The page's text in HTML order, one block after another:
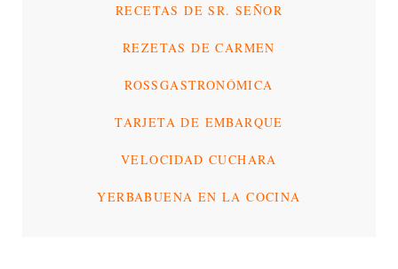
RECETAS DE SR. SEÑOR
REZETAS DE CARMEN
ROSSGASTRONÓMICA
TARJETA DE EMBARQUE
VELOCIDAD CUCHARA
YERBABUENA EN LA COCINA